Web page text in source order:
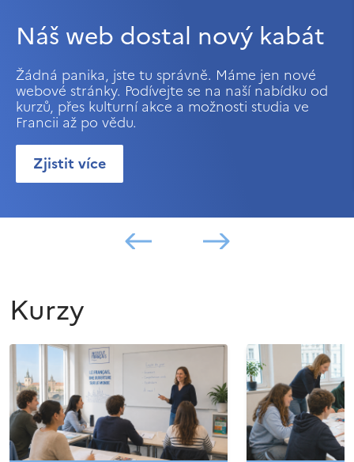
Náš web dostal nový kabát
Žádná panika, jste tu správně. Máme jen nové
webové stránky. Podívejte se na naší nabídku od
kurzů, přes kulturní akce a možnosti studia ve
Francii až po vědu.
Zjistit více
Kurzy